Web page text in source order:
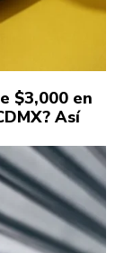
$3,000 en
Así